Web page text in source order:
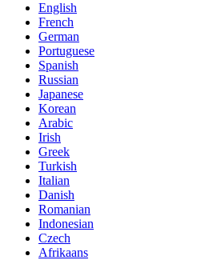
English
French
German
Portuguese
Spanish
Russian
Japanese
Korean
Arabic
Irish
Greek
Turkish
Italian
Danish
Romanian
Indonesian
Czech
Afrikaans